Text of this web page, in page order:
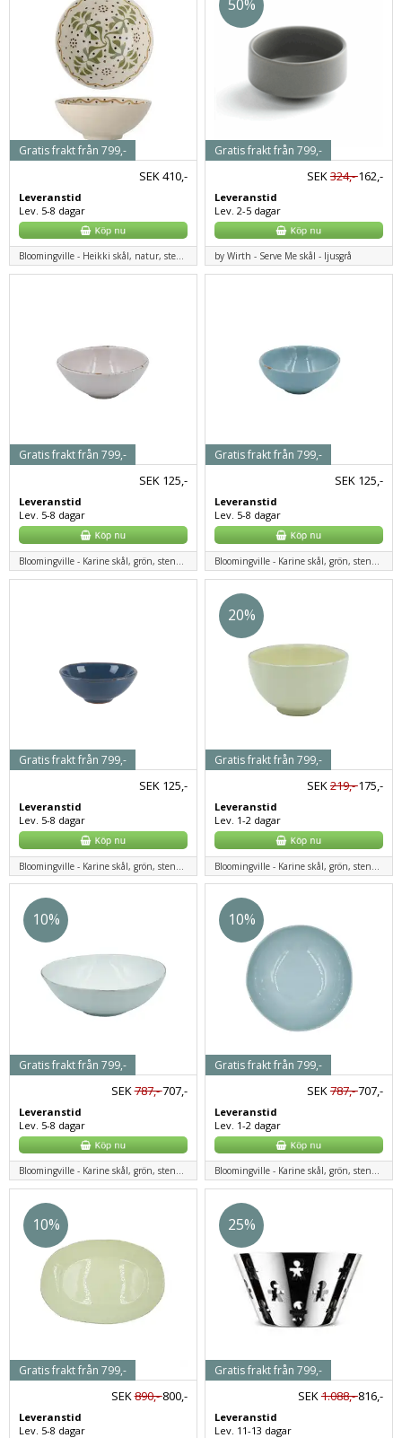
SEK410,-
Leveranstid
Lev. 5-8 dagar
Gratis frakt från 799,-
Bloomingville - Heikki skål, natur, stengods
50%
SEK324,-162,-
Leveranstid
Lev. 2-5 dagar
Gratis frakt från 799,-
by Wirth - Serve Me skål - ljusgrå
SEK 125,-
Leveranstid
Lev. 5-8 dagar
Gratis frakt från 799,-
Bloomingville - Karine skål, grön, stengods
SEK 125,-
Leveranstid
Lev. 5-8 dagar
Gratis frakt från 799,-
Bloomingville - Karine skål, grön, stengods
SEK 125,-
Leveranstid
Lev. 5-8 dagar
Gratis frakt från 799,-
20%
SEK219,-175,-
Leveranstid
Lev. 1-2 dagar
Gratis frakt från 799,-
10%
SEK787,-707,-
Leveranstid
Lev. 5-8 dagar
Gratis frakt från 799,-
Bloomingville - Karine skål, grön, stengods
10%
SEK787,-707,-
Leveranstid
Lev. 1-2 dagar
Gratis frakt från 799,-
Bloomingville - Karine skål, grön, stengods
10%
SEK890,-800,-
Leveranstid
Lev. 5-8 dagar
Gratis frakt från 799,-
25%
SEK1.088,-816,-
Leveranstid
Lev. 11-13 dagar
Gratis frakt från 799,-